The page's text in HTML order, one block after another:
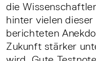
die
hinter vielen
berichteten
Zukunft stärker